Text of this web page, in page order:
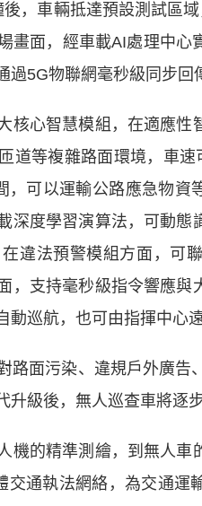
，車輛抵達預設測試區
畫面，經車載AI處理中
過5G物聯網毫秒級同步回
心智慧模組，在適應性
道等複雜路面環境，車
，可以運輸公路應急物資
深度學習演算法，可動
違法預警模組方面，可
，支持毫秒級指令響應
巡航，也可由指揮中心
面污染、違規戶外廣告
升級後，無人巡查車將逐
的精準測繪，到無人車
交通執法網絡，為交通